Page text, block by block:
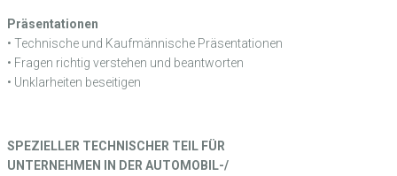
Präsentationen
• Technische und Kaufmännische Präsentationen
• Fragen richtig verstehen und beantworten
• Unklarheiten beseitigen
SPEZIELLER TECHNISCHER TEIL FÜR
UNTERNEHMEN IN DER AUTOMOBIL-/